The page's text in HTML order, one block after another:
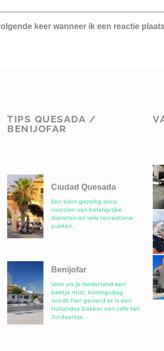
keer wanneer ik een reactie
TIPS QUESADA /
BENIJOFAR
Ciudad Quesada
Een klein gezellig dorp
voorzien van belangrijke
diensten en vele recreatieve
punten.
Benijofar
Voor als je Nederland een
beetje mist. Koningsdag
wordt hier gevierd er is een
Hollandse bakker een cafe het
Jordaantje.